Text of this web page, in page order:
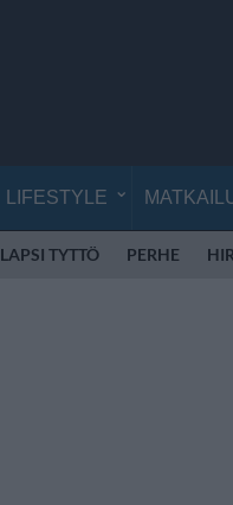
LIFESTYLE
LAPSI TYTTÖ PERHE